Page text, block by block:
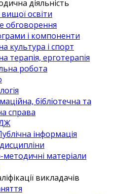
діяльність
освіти
обговорення
і компоненти
культура і спорт
терапія, ерготерапія
робота
бібліотечна та
справа
інформація
матеріали
викладачів